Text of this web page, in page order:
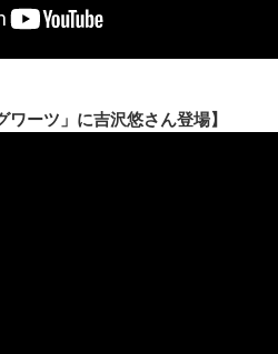
ワーツ」に吉沢悠さん登場】